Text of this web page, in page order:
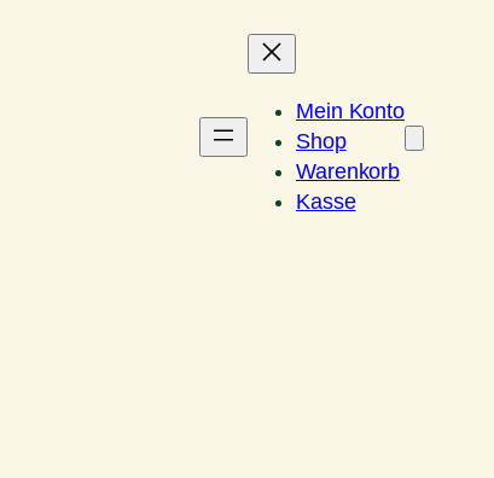
Mein Konto
Shop
Warenkorb
Kasse